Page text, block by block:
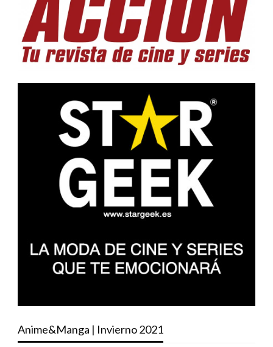
Anime&Manga | Invierno 2021